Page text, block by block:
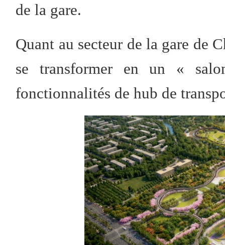
de la gare.
Quant au secteur de la gare de
se transformer en un «
fonctionnalités de hub de